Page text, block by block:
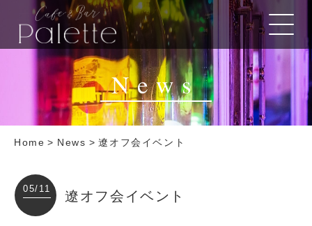
News
Home > News > 遼オフ会イベント
05/11 遼オフ会イベント